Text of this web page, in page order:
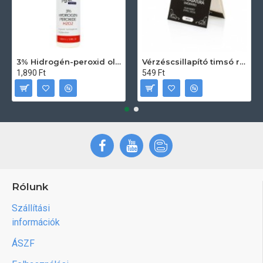
3% Hidrogén-peroxid oldat (sebfertőtlenítő) 100ml
1,890 Ft
Vérzéscsillapító timsó rúd 20db
549 Ft
Rólunk
Szállítási
információk
ÁSZF